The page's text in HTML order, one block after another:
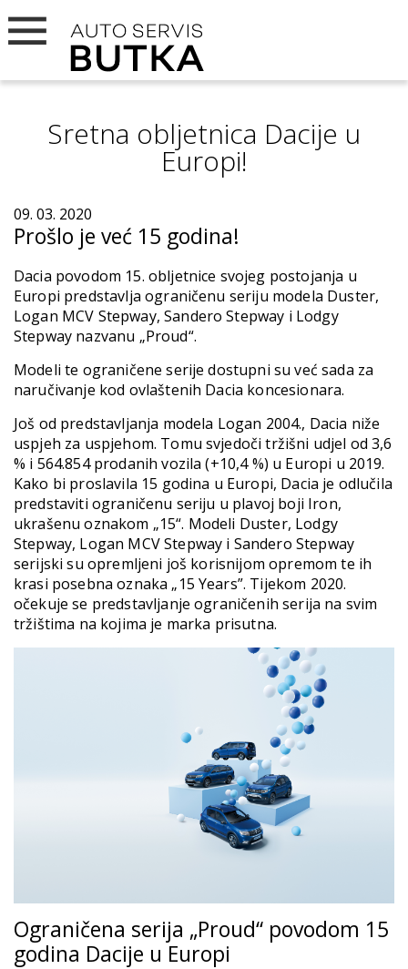
Sretna obljetnica Dacije u
Europi!
09. 03. 2020
Prošlo je već 15 godina!
Dacia povodom 15. obljetnice svojeg postojanja u
Europi predstavlja ograničenu seriju modela Duster,
Logan MCV Stepway, Sandero Stepway i Lodgy
Stepway nazvanu „Proud“.
Modeli te ograničene serije dostupni su već sada za
naručivanje kod ovlaštenih Dacia koncesionara.
Još od predstavljanja modela Logan 2004., Dacia niže
uspjeh za uspjehom. Tomu svjedoči tržišni udjel od 3,6
% i 564.854 prodanih vozila (+10,4 %) u Europi u 2019.
Kako bi proslavila 15 godina u Europi, Dacia je odlučila
predstaviti ograničenu seriju u plavoj boji Iron,
ukrašenu oznakom „15“. Modeli Duster, Lodgy
Stepway, Logan MCV Stepway i Sandero Stepway
serijski su opremljeni još korisnijom opremom te ih
krasi posebna oznaka „15 Years”. Tijekom 2020.
očekuje se predstavljanje ograničenih serija na svim
tržištima na kojima je marka prisutna.
Ograničena serija „Proud“ povodom 15
godina Dacije u Europi